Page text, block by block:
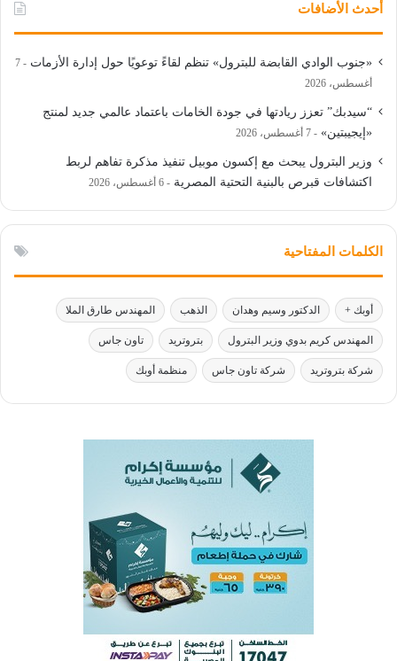
أحدث الأضافات
«جنوب الوادي القابضة للبترول» تنظم لقاءً توعويًا حول إدارة الأزمات
7
أغسطس، 2026
“سيدبك” تعزز ريادتها في جودة الخامات باعتماد عالمي جديد لمنتج
«إيجيبتين»
7 أغسطس، 2026
وزير البترول يبحث مع إكسون موبيل تنفيذ مذكرة تفاهم لربط
اكتشافات قبرص بالبنية التحتية المصرية
6 أغسطس، 2026
الكلمات المفتاحية
أوبك + الدكتور وسيم وهدان الذهب المهندس طارق الملا
المهندس كريم بدوي وزير البترول بتروتريد تاون جاس
شركة بتروتريد شركة تاون جاس منظمة أوبك